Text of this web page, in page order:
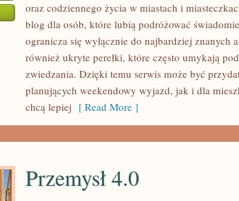
oraz codziennego życia w miastach i
blog dla osób, które lubią podróżować
ogranicza się wyłącznie do najbardziej znanych
również ukryte perełki, które często umykają
zwiedzania. Dzięki temu serwis może być
planujących weekendowy wyjazd, jak i dla
chcą lepiej [ Read More ]
Przemysł 4.0